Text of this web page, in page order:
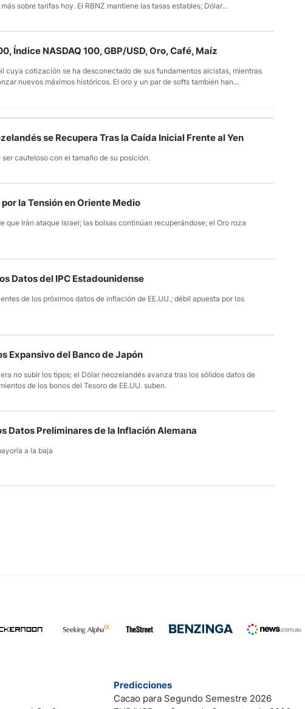
sobre tarifas hoy. El RBNZ mantiene las tasas estables; Dólar
Índice NASDAQ 100, GBP/USD, Oro, Café, Maíz
cuya cotización se ha desconectado de sus fundamentos alcistas, mientras
nuevos máximos históricos. El oro y un par de softs también han
se Recupera Tras la Caída Inicial Frente al Yen
cauteloso con el tamaño de su posición.
la Tensión en Oriente Medio
que Irán ataque Israel; las bolsas continúan recuperándose; el Oro roza
Datos del IPC Estadounidense
de los próximos datos de inflación de EE.UU.; débil apuesta por los
Expansivo del Banco de Japón
no subir los tipos; el Dólar neozelandés avanza tras los sólidos datos de
de los bonos del Tesoro de EE.UU. suben.
Datos Preliminares de la Inflación Alemana
a la baja
Predicciones
Cacao para Segundo Semestre 2026